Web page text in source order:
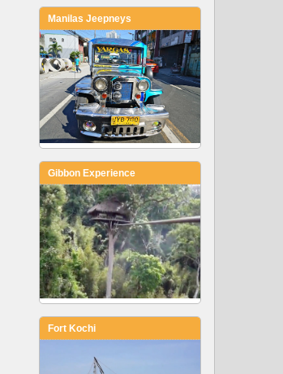
Manilas Jeepneys
Gibbon Experience
Fort Kochi